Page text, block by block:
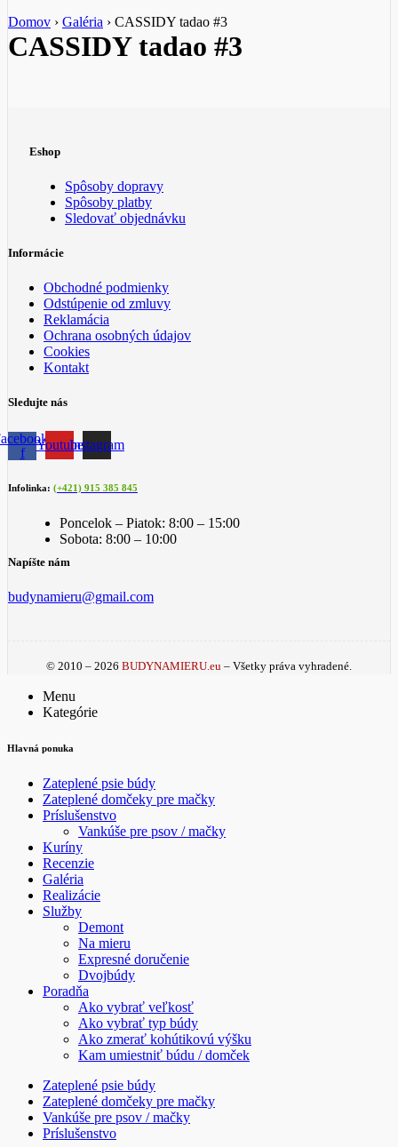
Domov › Galéria › CASSIDY tadao #3
CASSIDY tadao #3
Eshop
Spôsoby dopravy
Spôsoby platby
Sledovať objednávku
Informácie
Obchodné podmienky
Odstúpenie od zmluvy
Reklamácia
Ochrana osobných údajov
Cookies
Kontakt
Sledujte nás
f
YoutubeInstagram
Infolinka: (+421) 915 385 845
Poncelok – Piatok: 8:00 – 15:00
Sobota: 8:00 – 10:00
Napíšte nám
budynamieru@gmail.com
© 2010 – 2026 BUDYNAMIERU.eu – Všetky práva vyhradené.
Menu
Kategórie
Hlavná ponuka
Zateplené psie búdy
Zateplené domčeky pre mačky
Príslušenstvo
Vankúše pre psov / mačky
Kuríny
Recenzie
Galéria
Realizácie
Služby
Demont
Na mieru
Expresné doručenie
Dvojbúdy
Poradňa
Ako vybrať veľkosť
Ako vybrať typ búdy
Ako zmerať kohútikovú výšku
Kam umiestniť búdu / domček
Zateplené psie búdy
Zateplené domčeky pre mačky
Vankúše pre psov / mačky
Príslušenstvo